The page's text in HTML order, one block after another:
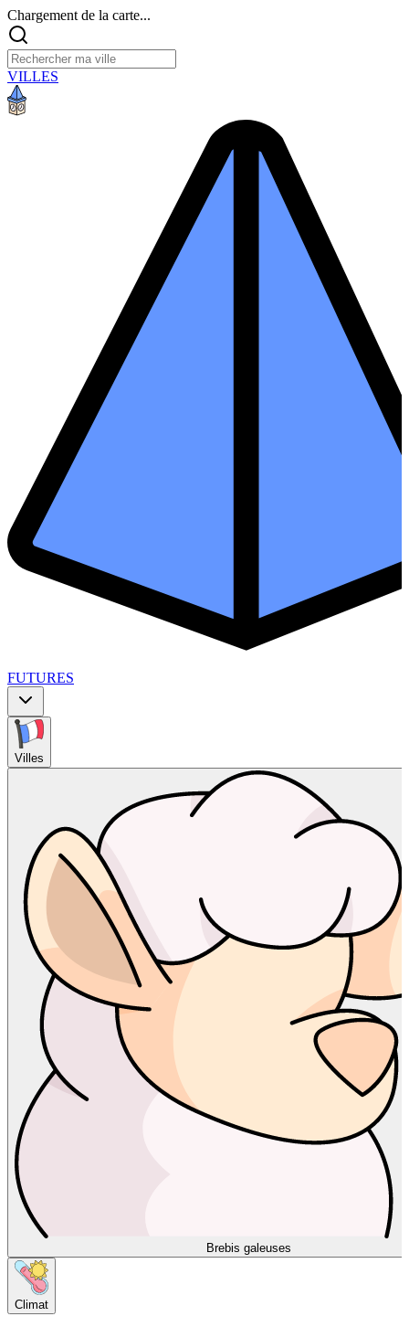
Chargement de la carte...
VILLES
FUTURES
Villes
Brebis galeuses
Climat